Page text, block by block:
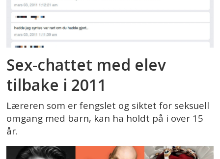
Sex-chattet med elev
tilbake i 2011
Læreren som er fengslet og siktet for seksuell
omgang med barn, kan ha holdt på i over 15
år.